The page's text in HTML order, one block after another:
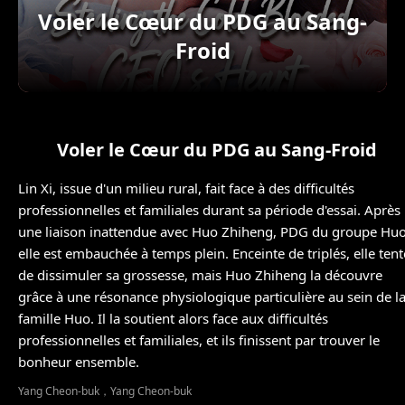
Voler le Cœur du PDG au Sang-
Froid
Voler le Cœur du PDG au Sang-Froid
Lin Xi, issue d'un milieu rural, fait face à des difficultés
professionnelles et familiales durant sa période d'essai. Après
une liaison inattendue avec Huo Zhiheng, PDG du groupe
elle est embauchée à temps plein. Enceinte de triplés, elle
de dissimuler sa grossesse, mais Huo Zhiheng la découvre
grâce à une résonance physiologique particulière au sein de la
famille Huo. Il la soutient alors face aux difficultés
professionnelles et familiales, et ils finissent par trouver le
bonheur ensemble.
Yang Cheon-buk，Yang Cheon-buk